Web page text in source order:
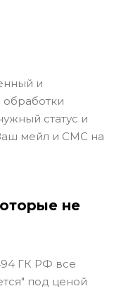
и
обработки
статус и
мейл и СМС на
не
ГК РФ все
под ценой